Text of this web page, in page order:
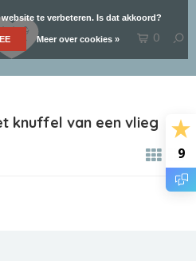
9
0
knuffel van een vlieg
te verbeteren. Is dat akkoord?
Meer over cookies »